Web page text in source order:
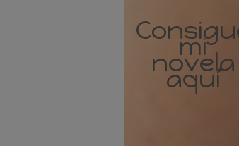
mi
novela
aquí